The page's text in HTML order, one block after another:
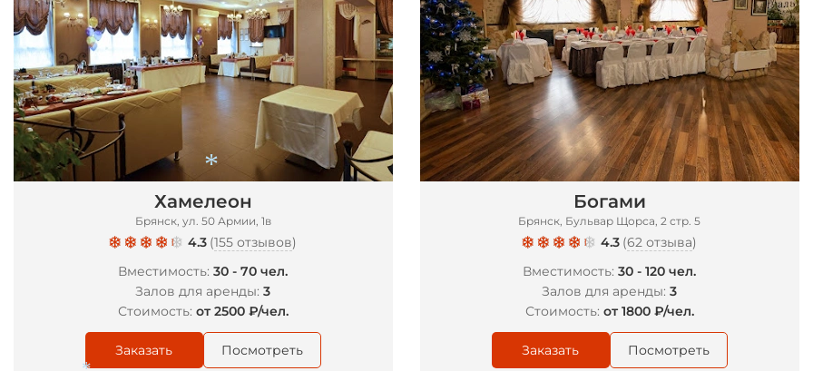
Хамелеон
Брянск, ул. 50 Армии, 1в
4.3 (155 отзывов)
Вместимость:30 - 70 чел.
Залов для аренды:3
Стоимость: от 2500 ₽/чел.
Заказать Посмотреть
Богами
Брянск, Бульвар Щорса, 2 стр. 5
4.3 (62 отзыва)
Вместимость:30 - 120 чел.
Залов для аренды:3
Стоимость: от 1800 ₽/чел.
Заказать Посмотреть
*
*